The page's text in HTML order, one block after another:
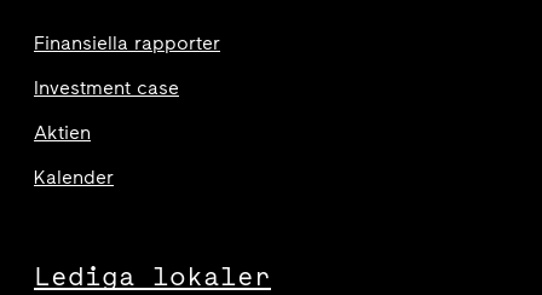
Finansiella rapporter
Investment case
Aktien
Kalender
Lediga lokaler